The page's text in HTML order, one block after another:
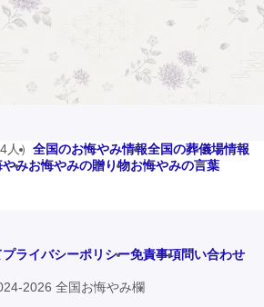
人） 全国のお悔やみ情報全国の葬儀場情報
やみお悔やみの贈り物お悔やみの言葉
プライバシーポリシー免責事項問い合わせ
2026 全国お悔やみ欄